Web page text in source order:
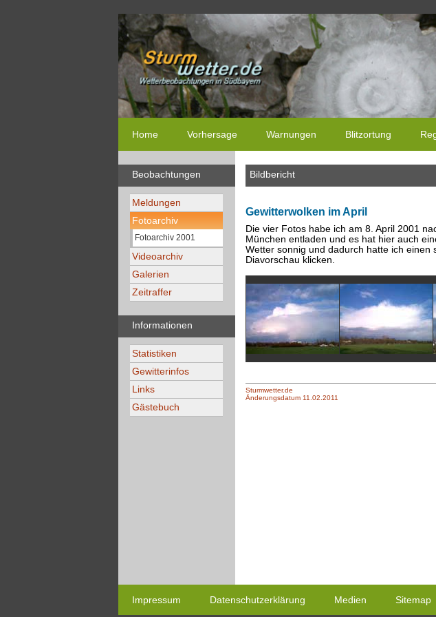
Home Vorhersage Warnungen Blitzortung
Beobachtungen
Meldungen
Fotoarchiv
Fotoarchiv 2001
Videoarchiv
Galerien
Zeitraffer
Informationen
Statistiken
Gewitterinfos
Links
Gästebuch
Bildbericht
Gewitterwolken im April
Die vier Fotos habe ich am 8. April 2001
München entladen und es hat hier auch
Wetter sonnig und dadurch hatte ich
Diavorschau klicken.
Sturmwetter.de
Änderungsdatum 11.02.2011
Impressum Datenschutzerklärung Medien Sitemap